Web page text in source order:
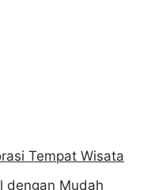
Tempat Wisata
dengan Mudah